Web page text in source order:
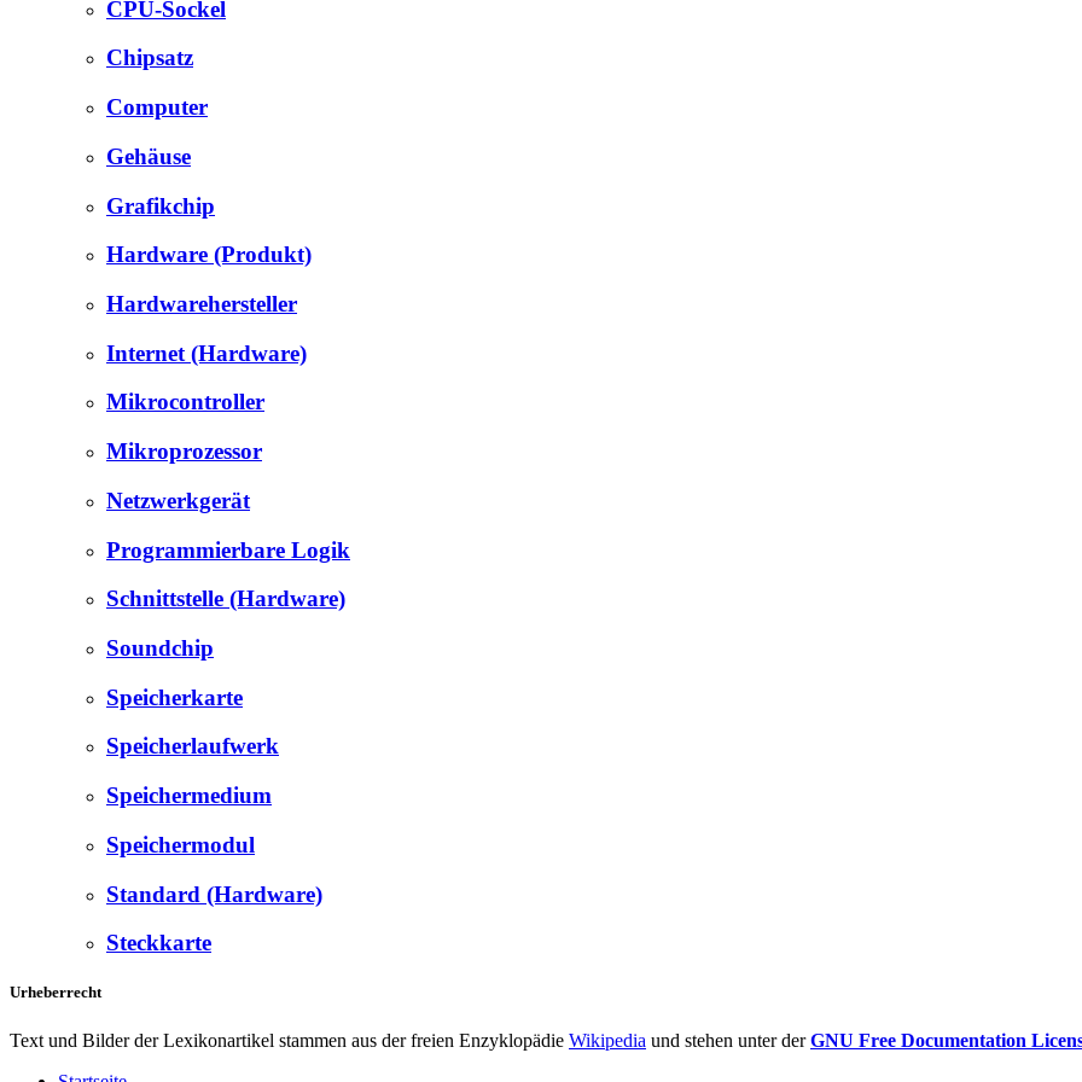
CPU-Sockel
Chipsatz
Computer
Gehäuse
Grafikchip
Hardware (Produkt)
Hardwarehersteller
Internet (Hardware)
Mikrocontroller
Mikroprozessor
Netzwerkgerät
Programmierbare Logik
Schnittstelle (Hardware)
Soundchip
Speicherkarte
Speicherlaufwerk
Speichermedium
Speichermodul
Standard (Hardware)
Steckkarte
Urheberrecht
Text und Bilder der Lexikonartikel stammen aus der freien Enzyklopädie Wikipedia und stehen unter derGNU Free Documentation